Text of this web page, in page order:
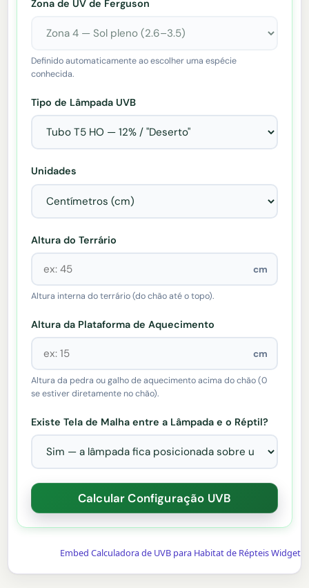
Zona de UV de Ferguson
Definido automaticamente ao escolher uma espécie
conhecida.
Tipo de Lâmpada UVB
Unidades
Altura do Terrário
cm
Altura interna do terrário (do chão até o topo).
Altura da Plataforma de Aquecimento
cm
Altura da pedra ou galho de aquecimento acima do chão (0
se estiver diretamente no chão).
Existe Tela de Malha entre a Lâmpada e o Réptil?
Embed Calculadora de UVB para Habitat de Répteis Widget